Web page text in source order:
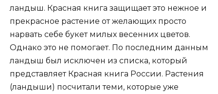
ландыш. Красная книга защищает это нежное и
прекрасное растение от желающих просто
нарвать себе букет милых весенних цветов.
Однако это не помогает. По последним данным
ландыш был исключен из списка, который
представляет Красная книга России. Растения
(ландыши) посчитали теми, которые уже